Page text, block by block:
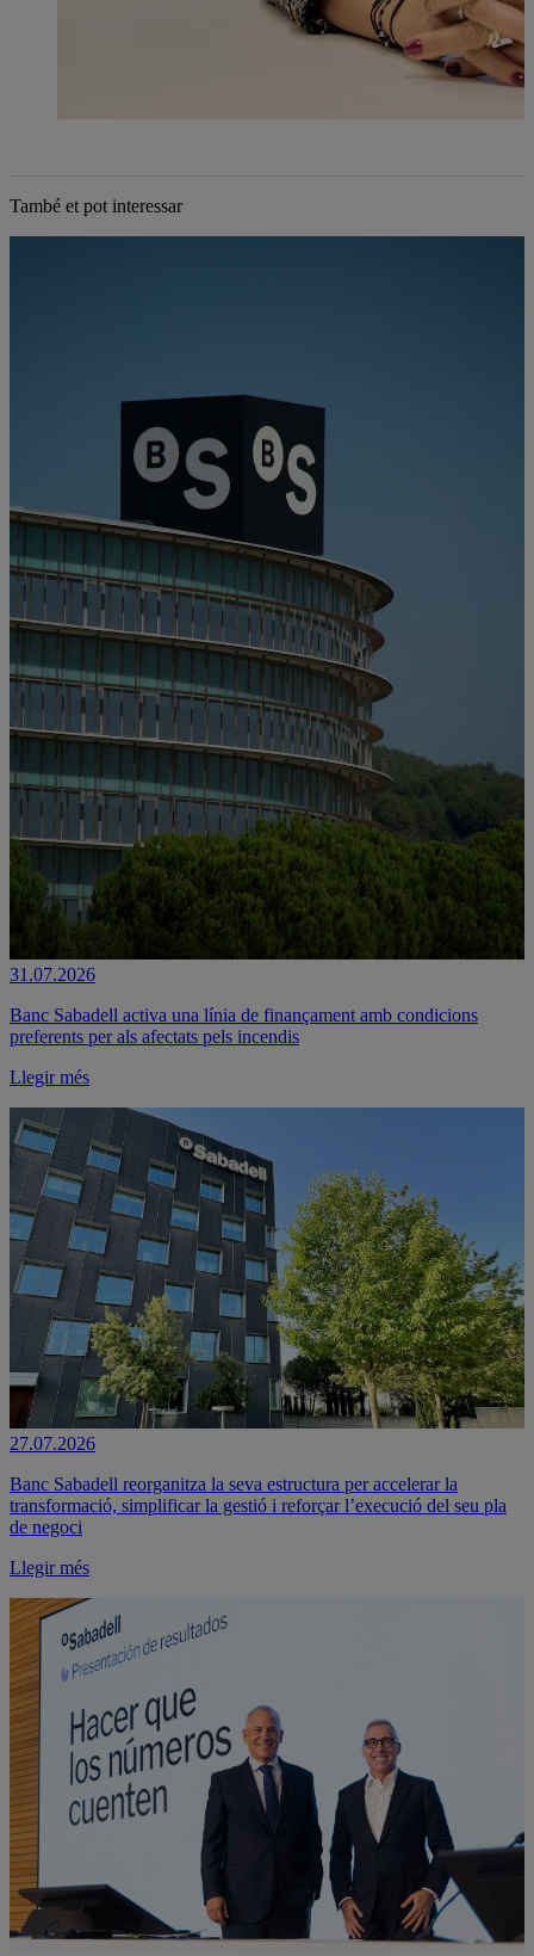
També et pot interessar
31.07.2026
Banc Sabadell activa una línia de finançament amb condicions
preferents per als afectats pels incendis
Llegir més
27.07.2026
Banc Sabadell reorganitza la seva estructura per accelerar la
transformació, simplificar la gestió i reforçar l’execució del seu pla
de negoci
Llegir més